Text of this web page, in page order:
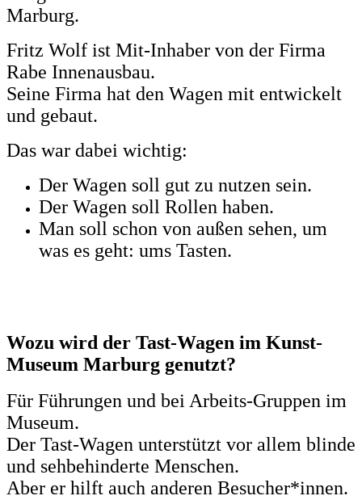
Marburg.
Fritz Wolf ist Mit-Inhaber von der Firma
Rabe Innenausbau.
Seine Firma hat den Wagen mit entwickelt
und gebaut.
Das war dabei wichtig:
Der Wagen soll gut zu nutzen sein.
Der Wagen soll Rollen haben.
Man soll schon von außen sehen, um
was es geht: ums Tasten.
Wozu wird der Tast-Wagen im Kunst-
Museum Marburg genutzt?
Für Führungen und bei Arbeits-Gruppen im
Museum.
Der Tast-Wagen unterstützt vor allem blinde
und sehbehinderte Menschen.
Aber er hilft auch anderen Besucher*innen.